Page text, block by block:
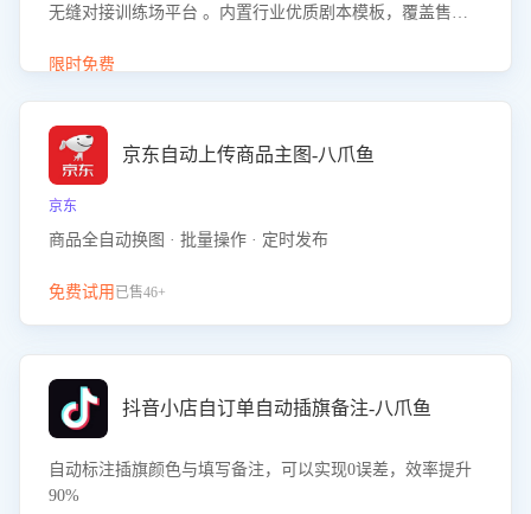
无缝对接训练场平台 。内置行业优质剧本模板，覆盖售前
初始化时间，助力企业快速启动智能客服训练
限时免费
京东自动上传商品主图-八爪鱼
京东
商品全自动换图 · 批量操作 · 定时发布
免费试用 已售46+
抖音小店自订单自动插旗备注-八爪鱼
自动标注插旗颜色与填写备注，可以实现0误差，效率提升
90%